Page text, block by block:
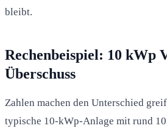
bleibt.
Rechenbeispiel: 10 kWp
Überschuss
Zahlen machen den Unterschied
typische 10-kWp-Anlage mit rund